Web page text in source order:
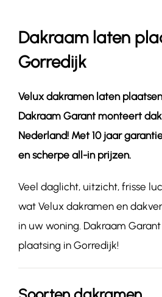
Contact
Dakraam laten
Gorredijk
Velux dakramen laten
Dakraam Garant monteert
Nederland! Met 10 jaar
en scherpe all-in prijzen.
Veel daglicht, uitzicht, frisse
wat Velux dakramen en
in uw woning. Dakraam
plaatsing in Gorredijk!